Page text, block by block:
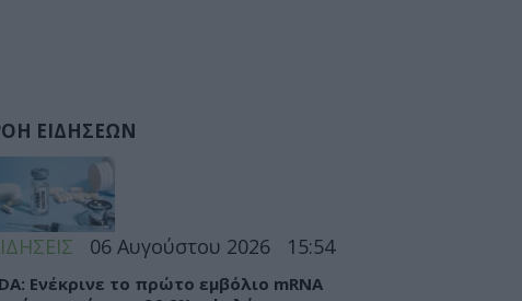
ΕΙΔΗΣΕΩΝ
06 Αυγούστου 2026 15:54
Ενέκρινε το πρώτο εμβόλιο mRNA